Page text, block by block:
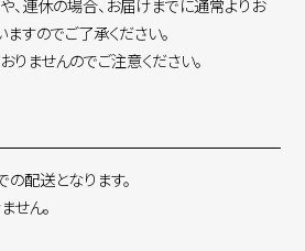
連休の場合、お届けまでに通常よりお
すのでご了承ください。
ませんのでご注意ください。
の配送となります。
せん。